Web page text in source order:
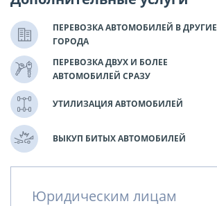
ПЕРЕВОЗКА АВТОМОБИЛЕЙ В ДРУГИЕ
ГОРОДА
ПЕРЕВОЗКА ДВУХ И БОЛЕЕ
АВТОМОБИЛЕЙ СРАЗУ
УТИЛИЗАЦИЯ АВТОМОБИЛЕЙ
ВЫКУП БИТЫХ АВТОМОБИЛЕЙ
Юридическим лицам